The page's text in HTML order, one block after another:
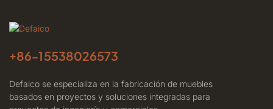
+86-15538026573
Defaico se especializa en la fabricación de muebles
basados ​​en proyectos y soluciones integradas para